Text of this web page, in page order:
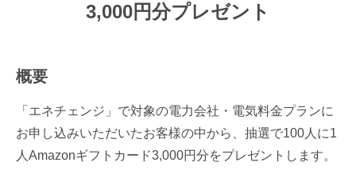
3,000円分プレゼント
概要
「エネチェンジ」で対象の電力会社・電気料金プランに
お申し込みいただいたお客様の中から、抽選で100人に1
人Amazonギフトカード3,000円分をプレゼントします。